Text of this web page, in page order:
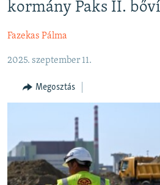
tartalomjegyzékre
ELEMZŐ
NER15
SZABADON
A PÉNZ NYOMÁBAN
EURÓPAI UNIÓ
kormány Paks II.
Fazekas Pálma
2025. szeptember 11.
Megosztás